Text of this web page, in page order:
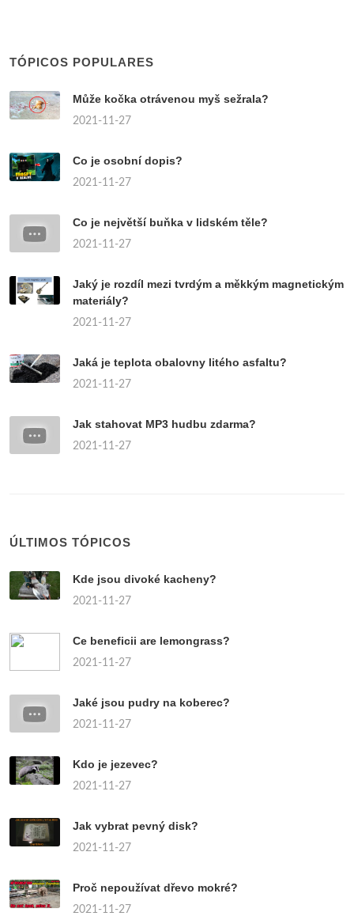
TÓPICOS POPULARES
Může kočka otrávenou myš sežrala?
2021-11-27
Co je osobní dopis?
2021-11-27
Co je největší buňka v lidském těle?
2021-11-27
Jaký je rozdíl mezi tvrdým a měkkým magnetickým
materiály?
2021-11-27
Jaká je teplota obalovny litého asfaltu?
2021-11-27
Jak stahovat MP3 hudbu zdarma?
2021-11-27
ÚLTIMOS TÓPICOS
Kde jsou divoké kacheny?
2021-11-27
Ce beneficii are lemongrass?
2021-11-27
Jaké jsou pudry na koberec?
2021-11-27
Kdo je jezevec?
2021-11-27
Jak vybrat pevný disk?
2021-11-27
Proč nepoužívat dřevo mokré?
2021-11-27